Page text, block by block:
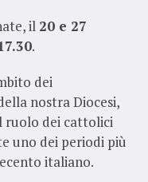
il 20 e 27
.
dei
nostra Diocesi,
ruolo dei cattolici
uno dei periodi più
italiano.